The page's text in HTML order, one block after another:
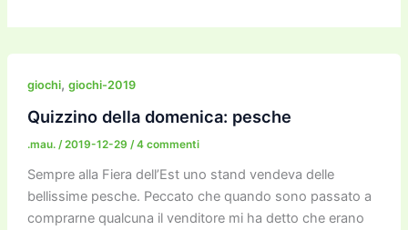
giochi, giochi-2019
Quizzino della domenica: pesche
.mau. /2019-12-29 /4 commenti
Sempre alla Fiera dell’Est uno stand vendeva delle
bellissime pesche. Peccato che quando sono passato a
comprarne qualcuna il venditore mi ha detto che erano